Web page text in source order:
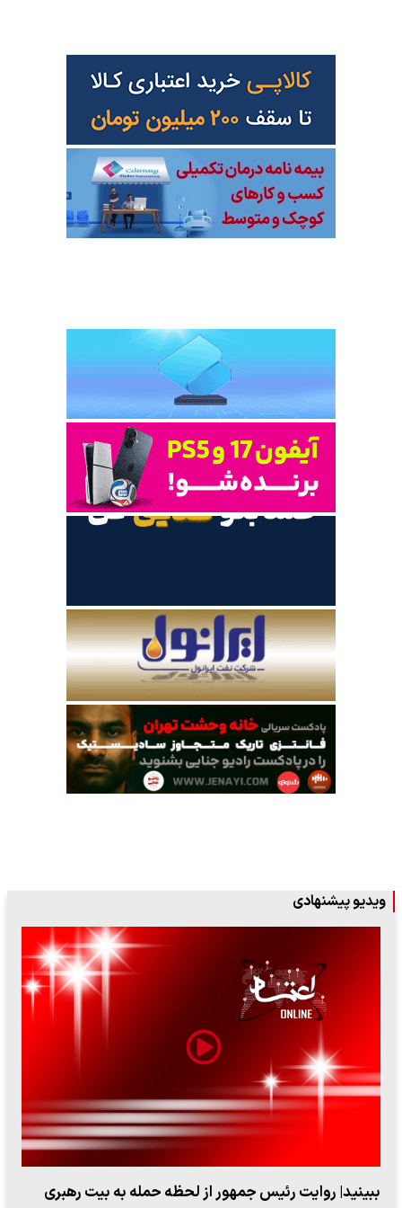
ویدیو پیشنهادی
ببینید| روایت رئیس جمهور از لحظه حمله به بیت رهبری